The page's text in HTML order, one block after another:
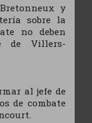
y
sobre la
no deben
de Villers-
al jefe de
de combate